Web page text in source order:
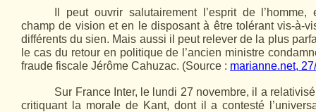
Il peut ouvrir salutairement l’esprit de
champ de vision et en le disposant à être tolérant vis-à-
différents du sien. Mais aussi il peut relever de la plus
le cas du retour en politique de l’ancien ministre
fraude fiscale Jérôme Cahuzac. (Source : marianne.net,
Sur France Inter, le lundi 27 novembre, il a
critiquant la morale de Kant, dont il a contesté